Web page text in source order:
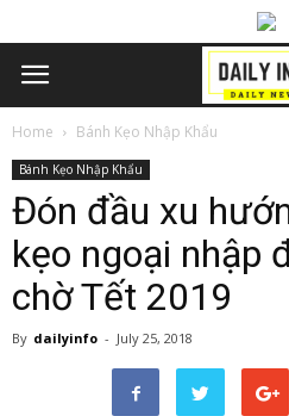
Home Bánh Kẹo Nhập Khẩu
Bánh Kẹo Nhập Khẩu
Đón đầu xu
kẹo ngoại nhập
chờ Tết 2019
By dailyinfo - July 25, 2018